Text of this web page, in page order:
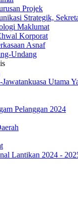
Projek
Strategik,
Maklumat
Korporat
Asnaf
Undang
Jawatankuasa
Pelanggan 2024
Lantikan 2024 -